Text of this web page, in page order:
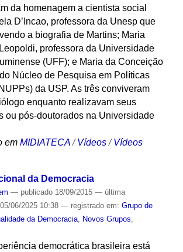
da homenagem a cientista social
D’Incao, professora da Unesp que
a biografia de Martins; Maria
professora da Universidade
(UFF); e Maria da Conceição
Núcleo de Pesquisa em Políticas
da USP. As três conviveram
enquanto realizavam seus
ou pós-doutorados na Universidade
em MIDIATECA / Vídeos / Vídeos
da Democracia
— publicado18/09/2015 — última
06/2025 10:38 — registrado em: Grupo de
da Democracia, Novos Grupos,
democrática brasileira está